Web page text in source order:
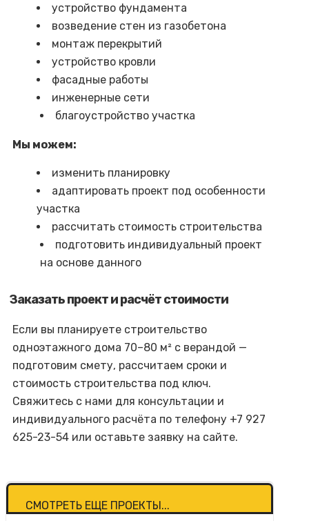
устройство фундамента
возведение стен из газобетона
монтаж перекрытий
устройство кровли
фасадные работы
инженерные сети
благоустройство участка
Мы можем:
изменить планировку
адаптировать проект под особенности
участка
рассчитать стоимость строительства
подготовить индивидуальный проект
на основе данного
Заказать проект и расчёт стоимости
Если вы планируете строительство
одноэтажного дома 70–80 м² с верандой —
подготовим смету, рассчитаем сроки и
стоимость строительства под ключ.
Свяжитесь с нами для консультации и
индивидуального расчёта по телефону +7 927
625-23-54 или оставьте заявку на сайте.
СМОТРЕТЬ ЕЩЕ ПРОЕКТЫ...